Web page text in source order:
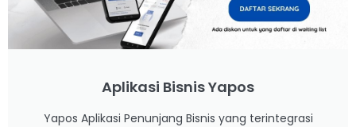
Aplikasi Bisnis Yapos
Yapos Aplikasi Penunjang Bisnis yang terintegrasi